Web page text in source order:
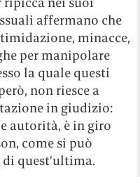
affermano che
minacce,
per manipolare
la quale questi
non riesce a
in giudizio:
autorità, è in giro
come si può
di quest’ultima.